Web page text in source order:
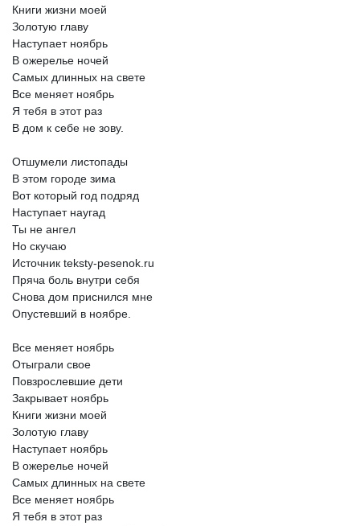
Книги жизни моей
Золотую главу
Наступает ноябрь
В ожерелье ночей
Самых длинных на свете
Все меняет ноябрь
Я тебя в этот раз
В дом к себе не зову.
Отшумели листопады
В этом городе зима
Вот который год подряд
Наступает наугад
Ты не ангел
Но скучаю
Источник teksty-pesenok.ru
Пряча боль внутри себя
Снова дом приснился мне
Опустевший в ноябре.
Все меняет ноябрь
Отыграли свое
Повзрослевшие дети
Закрывает ноябрь
Книги жизни моей
Золотую главу
Наступает ноябрь
В ожерелье ночей
Самых длинных на свете
Все меняет ноябрь
Я тебя в этот раз